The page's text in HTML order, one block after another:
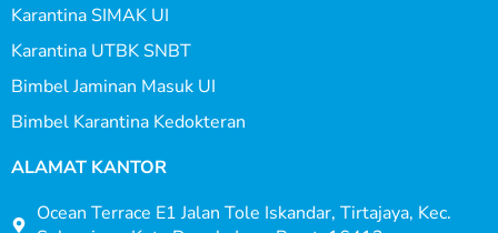
Karantina SIMAK UI
Karantina UTBK SNBT
Bimbel Jaminan Masuk UI
Bimbel Karantina Kedokteran
ALAMAT KANTOR
Ocean Terrace E1 Jalan Tole Iskandar, Tirtajaya, Kec.